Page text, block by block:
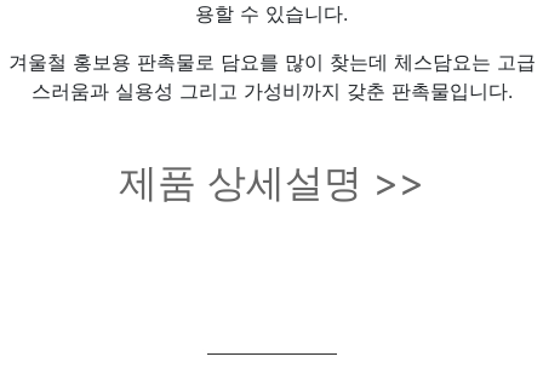
용할 수 있습니다.
겨울철 홍보용 판촉물로 담요를 많이 찾는데 체스담요는 고급
스러움과 실용성 그리고 가성비까지 갖춘 판촉물입니다.
제품 상세설명 >>